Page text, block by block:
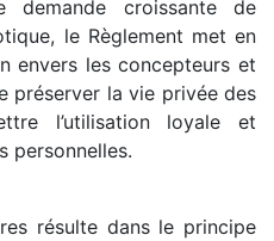
demande croissante de
le Règlement met en
envers les concepteurs et
préserver la vie privée des
l’utilisation loyale et
personnelles.
résulte dans le principe